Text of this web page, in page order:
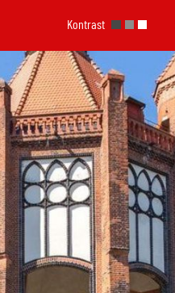
Kontrast